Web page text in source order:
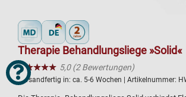
Therapie Behandlungsliege »Solid«
★★★★★
☆☆☆☆☆ 5,0 (2 Bewertungen)
Versandfertig in: ca. 5-6 Wochen | Artikelnummer: